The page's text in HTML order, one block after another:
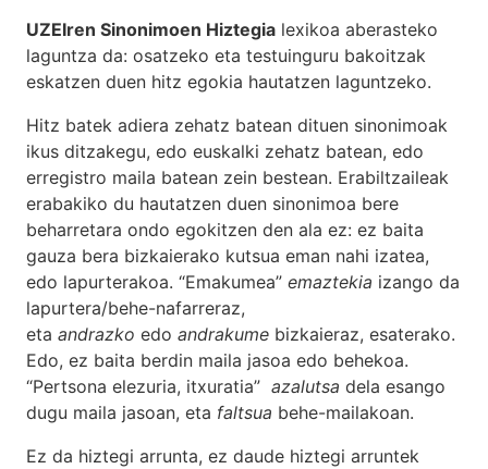
UZEIren Sinonimoen Hiztegia lexikoa aberasteko
laguntza da: osatzeko eta testuinguru bakoitzak
eskatzen duen hitz egokia hautatzen laguntzeko.
Hitz batek adiera zehatz batean dituen sinonimoak
ikus ditzakegu, edo euskalki zehatz batean, edo
erregistro maila batean zein bestean. Erabiltzaileak
erabakiko du hautatzen duen sinonimoa bere
beharretara ondo egokitzen den ala ez: ez baita
gauza bera bizkaierako kutsua eman nahi izatea,
edo lapurterakoa. “Emakumea” emaztekia izango da
lapurtera/behe-nafarreraz,
eta andrazko edo andrakume bizkaieraz, esaterako.
Edo, ez baita berdin maila jasoa edo behekoa.
“Pertsona elezuria, itxuratia” azalutsa dela esango
dugu maila jasoan, eta faltsua behe-mailakoan.
Ez da hiztegi arrunta, ez daude hiztegi arruntek